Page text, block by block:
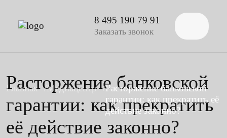
8 495 190 79 91
Заказать звонок
Главная Медиацентр
Расторжение банковской
гарантии: как прекратить её
действие законно?
Расторжение банковской
гарантии: как прекратить
её действие законно?